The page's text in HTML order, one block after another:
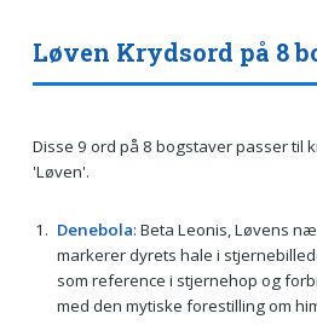
Løven Krydsord på 8
Disse 9 ord på 8 bogstaver passer til
'Løven'.
Denebola: Beta Leonis, Løvens
markerer dyrets hale i
som reference i stjernehop og
med den mytiske forestilling om